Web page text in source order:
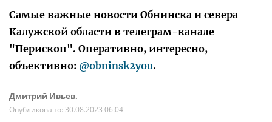
Самые важные новости Обнинска и севера
Калужской области в телеграм-канале
"Перископ". Оперативно, интересно,
объективно: @obninsk2you.
Дмитрий Ивьев.
Опубликовано: 30.08.2023 06:04